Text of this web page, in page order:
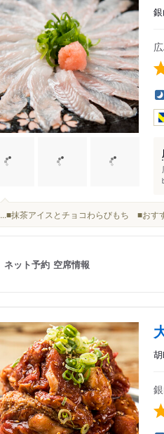
...■抹茶アイスとチョコわらびもち ■おす
ネット予約 空席情報